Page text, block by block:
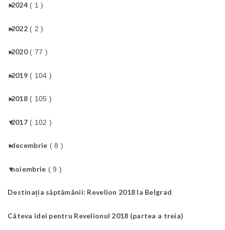
►
2024 ( 1 )
►
2022 ( 2 )
►
2020 ( 77 )
►
2019 ( 104 )
►
2018 ( 105 )
▼
2017 ( 102 )
►
decembrie ( 8 )
▼
noiembrie ( 9 )
Destinația săptămânii: Revelion 2018 la Belgrad
Câteva idei pentru Revelionul 2018 (partea a treia)